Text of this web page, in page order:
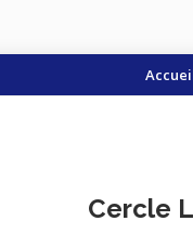
Aller
Cercle